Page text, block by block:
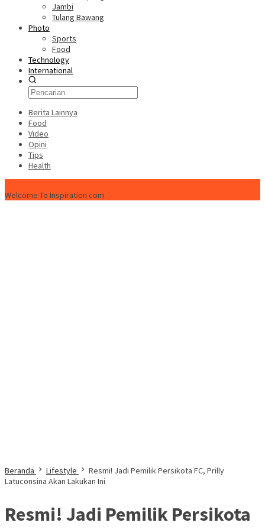
Jambi
Tulang Bawang
Photo
Sports
Food
Technology
International
Berita Lainnya
Food
Video
Opini
Tips
Health
Welcome To Inspiration.com
Beranda Lifestyle
Resmi! Jadi Pemilik Persikota FC, Prilly
Latuconsina Akan Lakukan Ini
Resmi! Jadi Pemilik Persikota